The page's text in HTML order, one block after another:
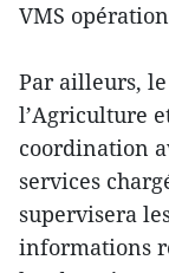
VMS
Par ailleurs,
l’Agriculture
coordination
services
supervisera
informations